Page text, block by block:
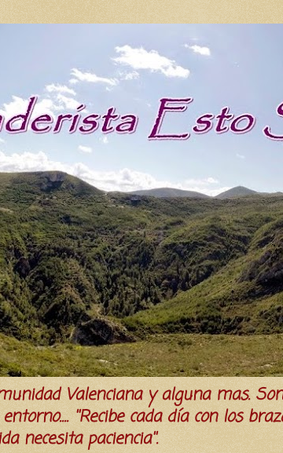
Valenciana y alguna mas.
''Recibe cada día con los
necesita paciencia''.